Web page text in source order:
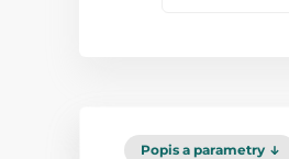
Popis a parametry